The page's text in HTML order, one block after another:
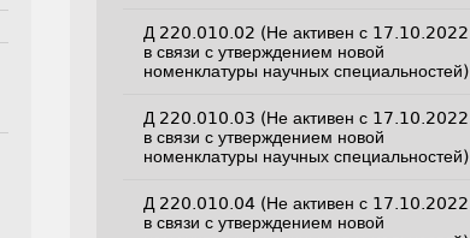
Д 220.010.02 (Не активен с 17.10.2022
в связи с утверждением новой
номенклатуры научных специальностей)
Д 220.010.03 (Не активен с 17.10.2022
в связи с утверждением новой
номенклатуры научных специальностей)
Д 220.010.04 (Не активен с 17.10.2022
в связи с утверждением новой